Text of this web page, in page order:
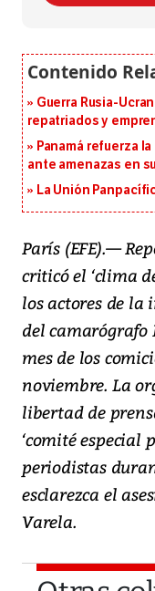
Guerra Rusia-
repatriados y
Panamá refuerza
ante amenazas en
La Unión
París (EFE).—
criticó el ‘clima
los actores de la
del
mes de los
noviembre. La
libertad de
‘comité especial
periodistas
esclarezca el
Varela.